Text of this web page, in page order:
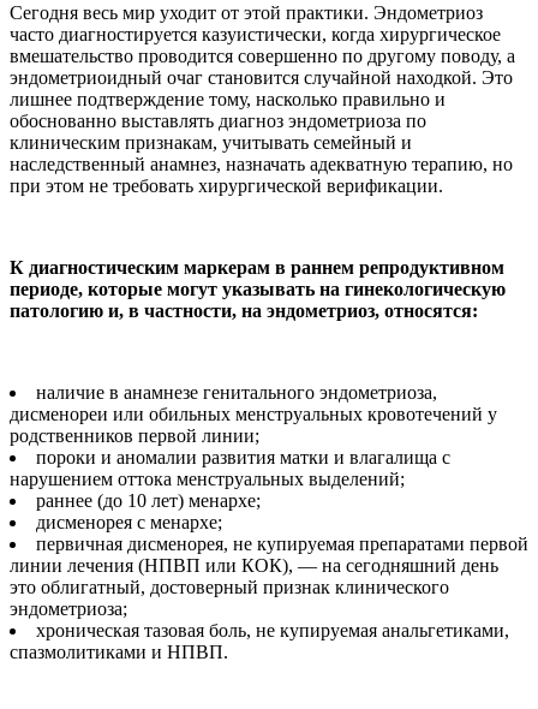
Сегодня весь мир уходит от этой практики. Эндометриоз
часто диагностируется казуистически, когда хирургическое
вмешательство проводится совершенно по другому поводу, а
эндометриоидный очаг становится случайной находкой. Это
лишнее подтверждение тому, насколько правильно и
обоснованно выставлять диагноз эндометриоза по
клиническим признакам, учитывать семейный и
наследственный анамнез, назначать адекватную терапию, но
при этом не требовать хирургической верификации.
К диагностическим маркерам в раннем репродуктивном
периоде, которые могут указывать на гинекологическую
патологию и, в частности, на эндометриоз, относятся:
наличие в анамнезе генитального эндометриоза,
дисменореи или обильных менструальных кровотечений у
родственников первой линии;
пороки и аномалии развития матки и влагалища с
нарушением оттока менструальных выделений;
раннее (до 10 лет) менархе;
дисменорея с менархе;
первичная дисменорея, не купируемая препаратами первой
линии лечения (НПВП или КОК), — на сегодняшний день
это облигатный, достоверный признак клинического
эндометриоза;
хроническая тазовая боль, не купируемая анальгетиками,
спазмолитиками и НПВП.